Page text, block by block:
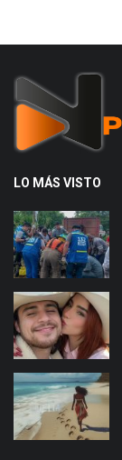
LO MÁS VISTO